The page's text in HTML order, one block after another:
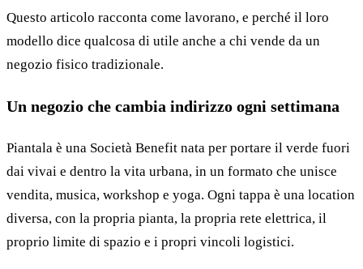
Questo articolo racconta come lavorano, e perché il loro
modello dice qualcosa di utile anche a chi vende da un
negozio fisico tradizionale.
Un negozio che cambia indirizzo ogni settimana
Piantala è una Società Benefit nata per portare il verde fuori
dai vivai e dentro la vita urbana, in un formato che unisce
vendita, musica, workshop e yoga. Ogni tappa è una location
diversa, con la propria pianta, la propria rete elettrica, il
proprio limite di spazio e i propri vincoli logistici.